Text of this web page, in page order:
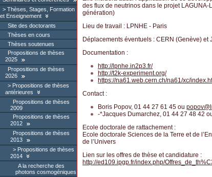
Thèses, Stages, Formation
et Enseignement
Site des doctorants
Thèses en cours
Thèses soutenues
Propositions de thèses
2025
Propositions de thèses
2026
Propositions de thèses
antérieures
Propositions de thèses
2009
Propositions de thèses
2012
Propositions de thèses
2013
Propositions de thèses
2014
A la recherche des
photons cosmogéniques
des flux de neutrinos dans le projet
génération)
Lieu de travail : LPNHE - Paris
Déplacements éventuels : CERN (Genève) et
Documentation :
http://lpnhe.in2p3.fr/
http://t2k-experiment.org/
https://na61.web.cern.ch/na61/xc/
Contact :
Boris Popov, 01 44 27 61 45 ou popov@
-*Jacques Dumarchez, 01 44 27 48 42
Ecole doctorale de rattachement :
Ecole doctorale Sciences de la Terre et de
de l’Univers
Lien sur les offres de thèse et candidature :
http://ed109.ipgp.fr/index.php/